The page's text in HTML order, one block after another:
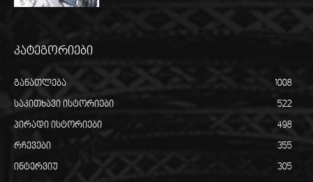
კატეგორიები
განათლება 1008
საკითხავი ისტორიები 522
პირადი ისტორიები 498
რჩევები 355
ინტერვიუ 305